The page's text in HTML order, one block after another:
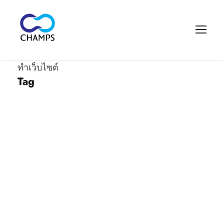
ทำเว็บไซต์
Tag